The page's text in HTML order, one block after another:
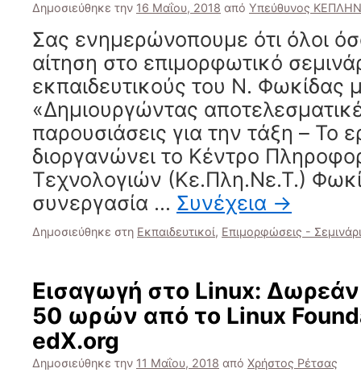
Δημοσιεύθηκε την 16 Μαΐου, 2018 από Υπεύθυνος
Σας ενημερώνοπουμε ότι όλοι
αίτηση στο επιμορφωτικό
εκπαιδευτικούς του Ν. Φωκίδας
«Δημιουργώντας
παρουσιάσεις για την τάξη – To
διοργανώνει το Κέντρο
Τεχνολογιών (Κε.Πλη.Νε.Τ.)
συνεργασία … Συνέχεια →
Δημοσιεύθηκε στη Εκπαιδευτικοί, Επιμορφώσεις -
Εισαγωγή στο Linux:
50 ωρών από το Linux
edX.org
Δημοσιεύθηκε την 11 Μαΐου, 2018 από Χρήστος Ρέτσας